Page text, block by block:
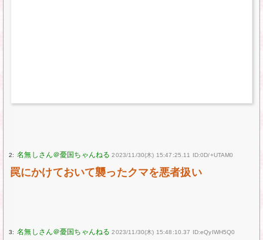
2: 2023/11/30(木) 15:47:25.11 ID:0D/+UTAM0
罠にかけておいて襲ったクマを悪者扱い
3: 2023/11/30(木) 15:48:10.37 ID:eQyIWH5Q0